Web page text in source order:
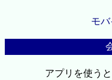
モ
アプリを使う